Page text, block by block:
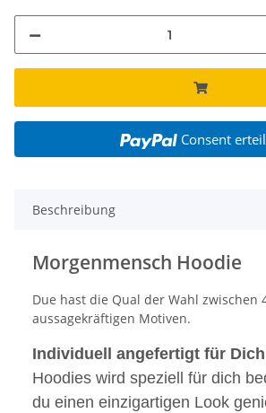
Consent
Beschreibung
Morgenmensch Hoodie
Due hast die Qual der Wahl zwischen
aussagekräftigen Motiven.
Individuell angefertigt für
Hoodies wird speziell für dich
du einen einzigartigen Look